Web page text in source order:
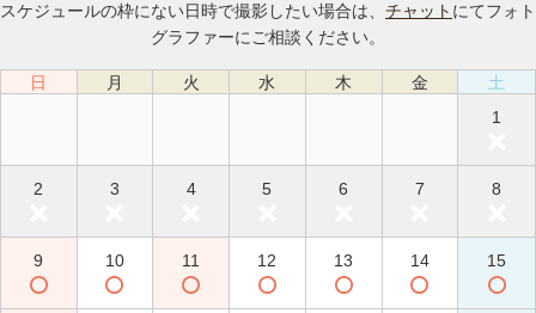
スケジュールの枠にない日時で撮影したい場合は、 チャット にてフォト
グラファーにご相談ください。
日 月 火 水 木 金
土
1
2 3 4 5 6 7 8
9 10 11 12 13 14 15